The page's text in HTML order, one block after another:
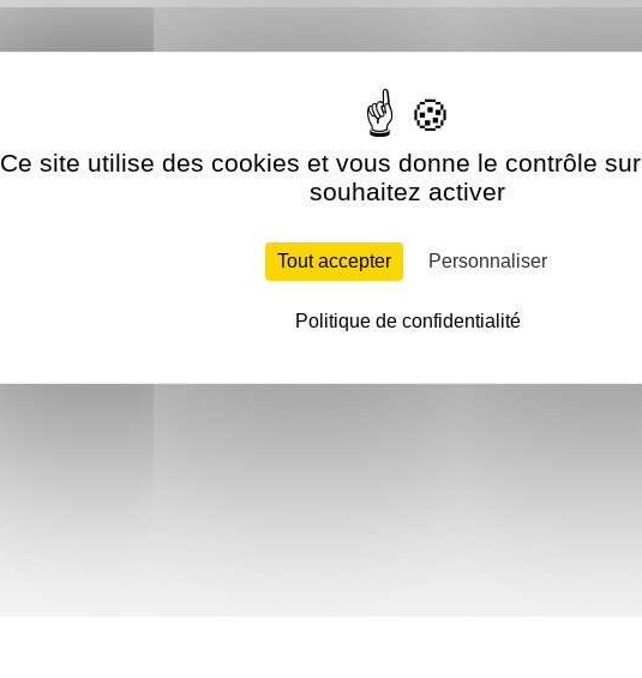
Ce site utilise des cookies et vous donne le contrôle
souhaitez activer
Tout accepter Personnaliser
Politique de confidentialité